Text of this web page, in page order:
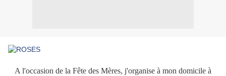
A l'occasion de la Fête des Mères, j'organise à mon domicile à